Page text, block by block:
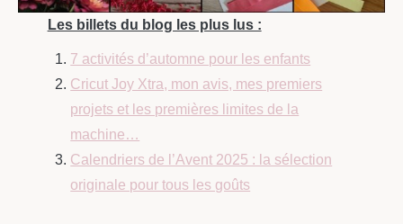
Les billets du blog les plus lus :
7 activités d’automne pour les enfants
Cricut Joy Xtra, mon avis, mes premiers
projets et les premières limites de la
machine…
Calendriers de l’Avent 2025 : la sélection
originale pour tous les goûts